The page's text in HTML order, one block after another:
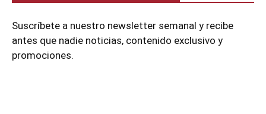
Suscríbete a nuestro newsletter semanal y recibe
antes que nadie noticias, contenido exclusivo y
promociones.